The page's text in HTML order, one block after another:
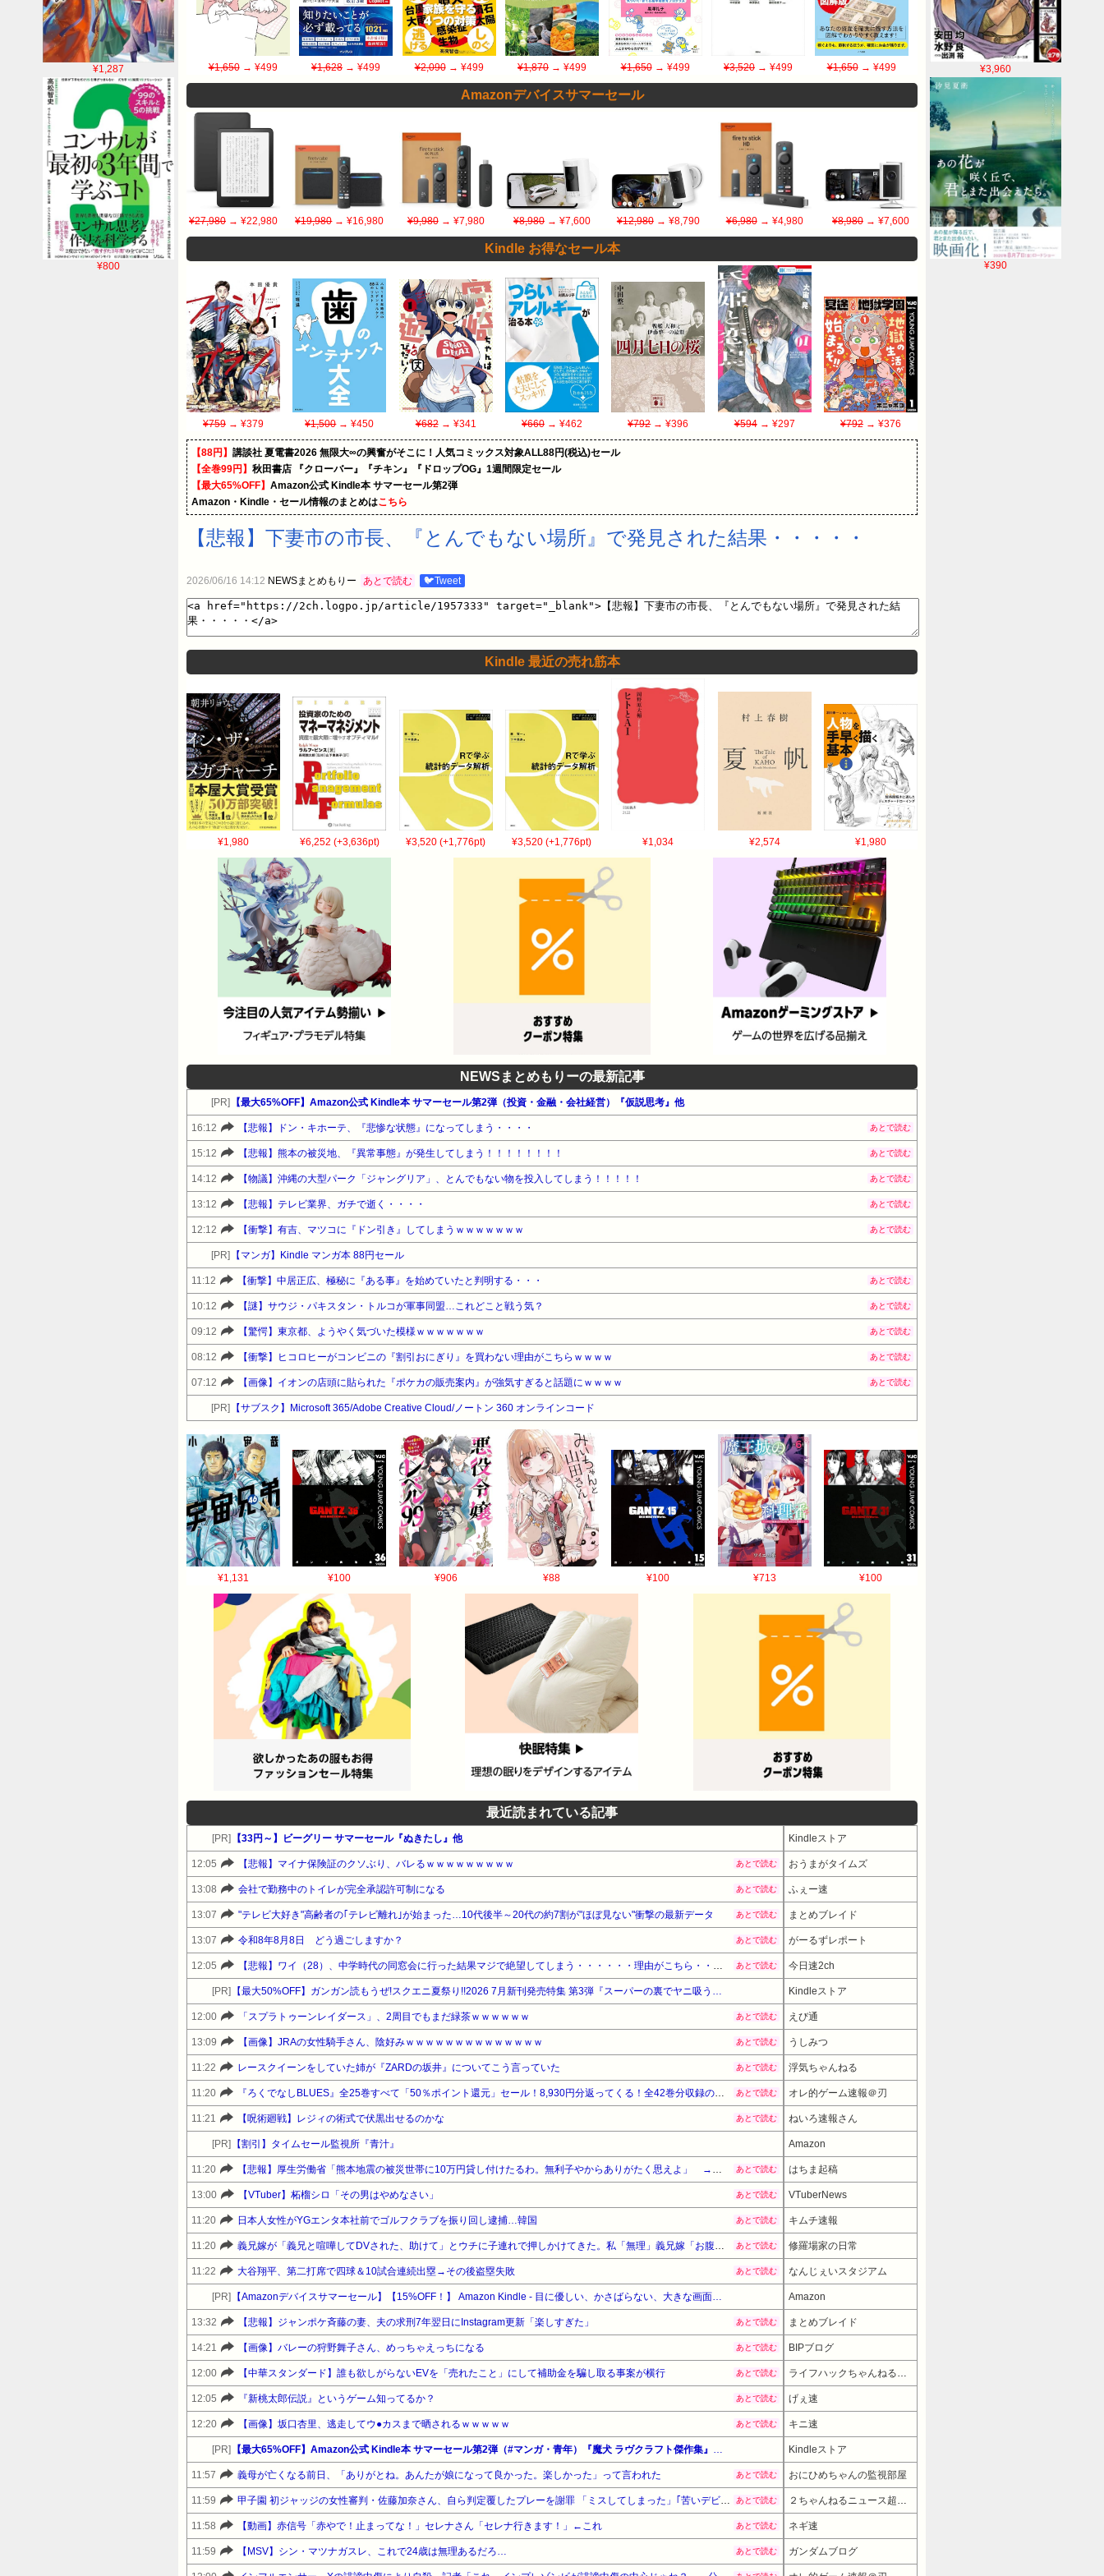
¥3,960
¥390
¥1,287
¥800
¥1,650→ ¥499 ¥1,628 → ¥499 ¥2,090→ ¥499 ¥1,870 → ¥499 ¥1,650→ ¥499 ¥3,520 → ¥499 ¥1,650→ ¥499
Amazonデバイスサマーセール
¥27,980 → ¥22,980 ¥19,980→ ¥16,980 ¥9,980→ ¥7,980 ¥8,980→ ¥7,600 ¥12,980→ ¥8,790 ¥6,980→ ¥4,980 ¥8,980→ ¥7,600
Kindle お得なセール本
¥759 → ¥379 ¥1,500→ ¥450 ¥682→ ¥341 ¥660→ ¥462 ¥792→ ¥396 ¥594→ ¥297 ¥792→ ¥376
【88円】 講談社 夏電書2026 無限大∞の興奮がそこに！人気コミックス対象ALL88円(税込)セール
【全巻99円】 秋田書店 『クローバー』『チキン』『ドロップOG』1週間限定セール
【最大65%OFF】 Amazon公式 Kindle本 サマーセール第2弾
Amazon・Kindle・セール情報のまとめはこちら
【悲報】下妻市の市長、『とんでもない場所』で発見された結果・・・・・
2026/06/16 14:12 NEWSまとめもりー あとで読む 🐦Tweet
Kindle 最近の売れ筋本
¥1,980 ¥6,252 (+3,636pt) ¥3,520 (+1,776pt) ¥3,520 (+1,776pt) ¥1,034 ¥2,574 ¥1,980
NEWSまとめもりーの最新記事
[PR] 【最大65%OFF】Amazon公式 Kindle本 サマーセール第2弾（投資・金融・会社経営）『仮説思考』他
16:12 【悲報】ドン・キホーテ、『悲惨な状態』になってしまう・・・・ あとで読む
15:12 【悲報】熊本の被災地、『異常事態』が発生してしまう！！！！！！！！ あとで読む
14:12 【物議】沖縄の大型パーク「ジャングリア」、とんでもない物を投入してしまう！！！！！ あとで読む
13:12 【悲報】テレビ業界、ガチで逝く・・・・ あとで読む
12:12 【衝撃】有吉、マツコに『ドン引き』してしまうｗｗｗｗｗｗｗ あとで読む
[PR] 【マンガ】Kindle マンガ本 88円セール
11:12 【衝撃】中居正広、極秘に『ある事』を始めていたと判明する・・・ あとで読む
10:12 【謎】サウジ・パキスタン・トルコが軍事同盟…これどこと戦う気？ あとで読む
09:12 【驚愕】東京都、ようやく気づいた模様ｗｗｗｗｗｗｗ あとで読む
08:12 【衝撃】ヒコロヒーがコンビニの『割引おにぎり』を買わない理由がこちらｗｗｗｗ あとで読む
07:12 【画像】イオンの店頭に貼られた『ポケカの販売案内』が強気すぎると話題にｗｗｗｗ あとで読む
[PR] 【サブスク】Microsoft 365/Adobe Creative Cloud/ノートン 360 オンラインコード
¥1,131 ¥100 ¥906 ¥88 ¥100 ¥713 ¥100
最近読まれている記事
[PR] 【33円～】ビーグリー サマーセール『ぬきたし』他 Kindleストア
12:05 【悲報】マイナ保険証のクソぶり、バレるｗｗｗｗｗｗｗｗｗ あとで読む おうまがタイムズ
13:08 会社で勤務中のトイレが完全承認許可制になる あとで読む ふぇー速
13:07 "テレビ大好き"高齢者の｢テレビ離れ｣が始まった…10代後半～20代の約7割が"ほぼ見ない"衝撃の最新データ あとで読む まとめブレイド
13:07 令和8年8月8日 どう過ごしますか？ あとで読む がーるずレポート
12:05 【悲報】ワイ（28）、中学時代の同窓会に行った結果マジで絶望してしまう・・・・・・理由がこちら・・・・・・ あとで読む 今日速2ch
[PR] 【最大50%OFF】ガンガン読もうぜ!スクエニ夏祭り!!2026 7月新刊発売特集 第3弾『スーパーの裏でヤニ吸うふたり』他 Kindleストア
12:00 「スプラトゥーンレイダース」、2周目でもまだ緑茶ｗｗｗｗｗｗ あとで読む えび通
13:09 【画像】JRAの女性騎手さん、陰好みｗｗｗｗｗｗｗｗｗｗｗｗｗｗ あとで読む うしみつ
11:22 レースクイーンをしていた姉が『ZARDの坂井』についてこう言っていた あとで読む 浮気ちゃんねる
11:20 『ろくでなしBLUES』全25巻すべて「50％ポイント還元」セール！8,930円分返ってくる！全42巻分収録の文庫版！ヤンキー漫画の頂点！ジャンプ黄金期の伝説的な傑作 あとで読む オレ的ゲーム速報＠刃
11:21 【呪術廻戦】レジィの術式で伏黒出せるのかな あとで読む ねいろ速報さん
[PR] 【割引】タイムセール監視所『青汁』 Amazon
11:20 【悲報】厚生労働省「熊本地震の被災世帯に10万円貸し付けたるわ。無利子やからありがたく思えよ」 → セコすぎて大炎上！「何のための税金だ！過去最高税収なのに」 あとで読む はちま起稿
13:00 【VTuber】柘榴シロ「その男はやめなさい」 あとで読む VTuberNews
11:20 日本人女性がYGエンタ本社前でゴルフクラブを振り回し逮捕…韓国 あとで読む キムチ速報
11:20 義兄嫁が「義兄と喧嘩してDVされた、助けて」とウチに子連れで押しかけてきた。私「無理」義兄嫁「お腹痛い…苦しい…」私「はぁ」→交番に電話したら、甘いことを言われ… あとで読む 修羅場家の日常
11:22 大谷翔平、第二打席で四球＆10試合連続出塁→その後盗塁失敗 あとで読む なんじぇいスタジアム
[PR] 【Amazonデバイスサマーセール】【15%OFF！】 Amazon Kindle - 目に優しい、かさばらない、大きな画面で読みやすい、6週間持続バッテリー、6インチディスプレイ電子書籍リーダー、マッチャ、16GB、広告なし Amazon
13:32 【悲報】ジャンポケ斉藤の妻、夫の求刑7年翌日にInstagram更新「楽しすぎた」 あとで読む まとめブレイド
14:21 【画像】バレーの狩野舞子さん、めっちゃえっちになる あとで読む BIPブログ
12:00 【中華スタンダード】誰も欲しがらないEVを「売れたこと」にして補助金を騙し取る事案が横行 あとで読む ライフハックちゃんねる弐式
12:05 『新桃太郎伝説』というゲーム知ってるか？ あとで読む げぇ速
12:20 【画像】坂口杏里、逃走してウ●カスまで晒されるｗｗｗｗｗ あとで読む キニ速
[PR] 【最大65%OFF】Amazon公式 Kindle本 サマーセール第2弾（#マンガ・青年）『魔犬 ラヴクラフト傑作集』『ゆかいな神統記』『喫茶ニュー魔王城』他 Kindleストア
11:57 義母が亡くなる前日、「ありがとね。あんたが娘になって良かった。楽しかった」って言われた あとで読む おにひめちゃんの監視部屋
11:59 甲子園 初ジャッジの女性審判・佐藤加奈さん、自ら判定覆したプレーを謝罪 「ミスしてしまった」｢苦いデビュー戦に…｣ #高校野球 | 言うほどミスか？ あとで読む ２ちゃんねるニュース超速まとめ＋
11:58 【動画】赤信号「赤やで！止まってな！」セレナさん「セレナ行きます！」←これ あとで読む ネギ速
11:59 【MSV】シン・マツナガスレ、これで24歳は無理あるだろ… あとで読む ガンダムブログ